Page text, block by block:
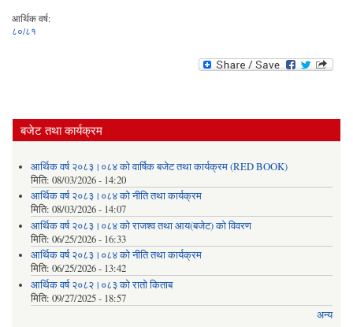
आर्थिक वर्ष:
८०/८१
बजेट तथा कार्यक्रम
आर्थिक वर्ष २०८३।०८४ को वार्षिक बजेट तथा कार्यक्रम (RED BOOK)
मिति: 08/03/2026 - 14:20
आर्थिक वर्ष २०८३।०८४ को नीति तथा कार्यक्रम
मिति: 08/03/2026 - 14:07
आर्थिक वर्ष २०८३।०८४ को राजश्व तथा आय(बजेट) को विवरण
मिति: 06/25/2026 - 16:33
आर्थिक वर्ष २०८३।०८४ को नीति तथा कार्यक्रम
मिति: 06/25/2026 - 13:42
आर्थिक वर्ष २०८२।०८३ को रातो किताब
मिति: 09/27/2025 - 18:57
अन्य